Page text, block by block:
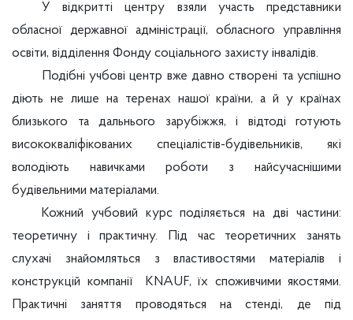
У відкритті центру взяли участь представники
обласної державної адміністрації, обласного управління
освіти, відділення Фонду соціального захисту інвалідів.
Подібні учбові центр вже давно створені та успішно
діють не лише на теренах нашої країни, а й у країнах
близького та дальнього зарубіжжя, і відтоді готують
висококваліфікованих спеціалістів-будівельників, які
володіють навичками роботи з найсучаснішими
будівельними матеріалами.
Кожний учбовий курс поділяється на дві частини:
теоретичну і практичну. Під час теоретичних занять
слухачі знайомляться з властивостями матеріалів і
конструкцій компанії
КNAUF, їх споживчими якостями.
Практичні заняття проводяться на стенді, де під